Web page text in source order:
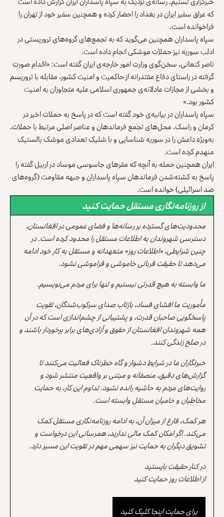
که عراق سفیر ایران در بغداد را احضار کرده و همچنین سفیر خود از تهران را
فراخوانده است.
سپاه پاسداران همچنین می‌گوید که به تجمع‌های گروه‌های تروریستی در
ادلب سوریه نیز حملات موشکی انجام داده است.
ناصر کنعانی، سخن‌گوی وزارت امور خارجه‌ی ایران گفته است: «اقدام صورت
گرفته در راستای دفاع مقتدرانه از حاکمیت و امنیت کشور، مقابله با تروریسم
و بخشی از مجازات عادلانه‌ی جمهوری اسلامی علیه متجاوزان به امنیت
کشور بود.»
سپاه پاسداران در بیانیه‌‌ی خود گفته است که در پاسخ به حملات اخیر در
کرمان و راسک، محل‌های تجمع فرماندهان و عناصر اصلی مرتبط با حملات،
به‌ویژه داعش را در سوریه شناسایی و با شلیک تعدادی موشک بالستیک
منهدم کرده است.
ایران همچنین حمله به آنچه که مقرهای جاسوسی موساد در اربیل گفته را
پاسخ به کشته‌شدن فرماندهان سپاه پاسداران و جبهه مقاومت (گروه‌های
ضد اسرائیلی) خوانده است.
از روزنامه‌نگاری مستقل حمایت کنید
محدودیت‌های گسترده بر رسانه‌ها و فضای عمومی در افغانستان،
دسترسی شهروندان به اطلاعات مستقل را محدود کرده است. در
چنین شرایطی، «اطلاعات روز» متعهدانه و مستقل به کار خود ادامه
می‌دهد تا حقیقت قربانی خاموشی و فراموشی نشود.
ما وابسته به هیچ قدرتی نیستیم و تنها برای مردم می‌نویسیم.
مأموریت ما افشای فساد، بازتاب صدای سرکوب‌شدگان، تقویت
پاسخگویی صاحبان قدرت، و پشتیبانی از چشم‌اندازی است که در آن
همه شهروندان افغانستان از حقوق و آزادی‌های برابر برخوردار باشند و
در صلح زندگی کنند.
خبرنگاران ما در شرایط دشوار و گاه خطرناک فعالیت می‌کنند تا
گزارش‌های دقیق، منصفانه و مبتنی بر واقعیت منتشر شود و
روایت‌های مردم به حاشیه رانده نشود. تداوم این کار، به حمایت
مخاطبان و حامیان مستقل وابسته است.
هر کمک، فارغ از میزان آن، به ادامه روزنامه‌نگاری مستقل کمک
می‌کند. اگر امکان کمک مالی ندارید، همرسانی این درخواست و
تشویق دیگران به حمایت نیز سهمی مهم در تقویت این مسیر دارد.
در کنار حقیقت بایستید
از اطلاعات روز حمایت کنید
برای حمایت اینجا کلیک کنید